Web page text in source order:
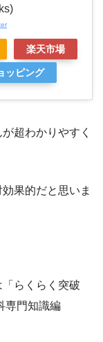
楽天市場
ッピング
超わかりやすく
果的だと思いま
らくらく突破
専門知識編